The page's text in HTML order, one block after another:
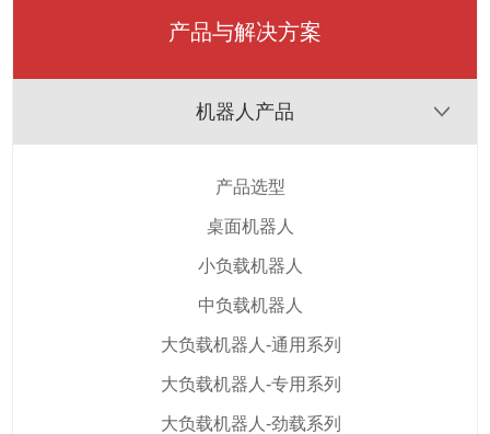
产品与解决方案
机器人产品
产品选型
桌面机器人
小负载机器人
中负载机器人
大负载机器人-通用系列
大负载机器人-专用系列
大负载机器人-劲载系列